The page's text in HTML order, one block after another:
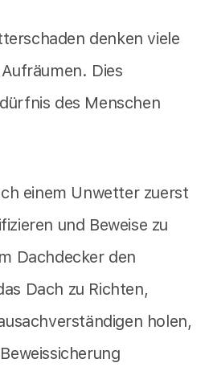
denken viele
Dies
des Menschen
einem Unwetter zuerst
und Beweise zu
Dachdecker den
Dach zu Richten,
holen,